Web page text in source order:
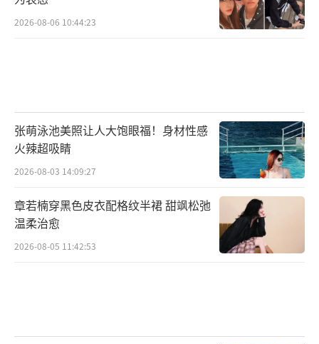
2026-08-06 10:44:23
张萌泳池美照让人大饱眼福！身材性感
火辣超吸睛
2026-08-03 14:09:27
章若楠穿黑色皮衣配格纹半裙 甜飒松弛
温柔治愈
2026-08-05 11:42:53